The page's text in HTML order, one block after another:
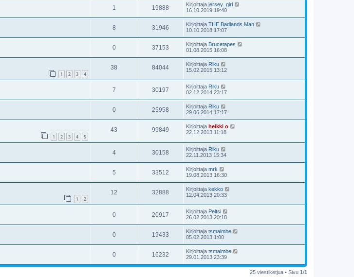
1 19888 Kirjoittaja jersey_girl
16.10.2019 19:40
8 31946 Kirjoittaja THE Badlands Man
10.10.2018 17:07
0 37153 Kirjoittaja Brucetapes
01.08.2015 16:08
1 2 3 4
38 84044 Kirjoittaja Riku
15.02.2015 13:12
7 30197 Kirjoittaja Riku
02.12.2014 23:17
0 25958 Kirjoittaja Riku
29.06.2014 17:17
1 2 3 4 5
43 99849 Kirjoittaja heikki o
22.12.2013 11:18
4 30158 Kirjoittaja Riku
22.11.2013 15:34
5 33512 Kirjoittaja mrk
19.08.2013 16:30
1 2
12 32888 Kirjoittaja kekko
12.04.2013 20:33
0 20917 Kirjoittaja Peltsi
26.02.2013 20:18
0 19433 Kirjoittaja tsmalmbe
05.02.2013 1:00
0 16232 Kirjoittaja tsmalmbe
29.01.2013 23:39
25 viestiketjua • Sivu 1/1